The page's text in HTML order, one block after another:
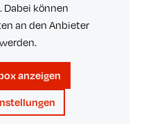
Dabei können
an den Anbieter
anzeigen